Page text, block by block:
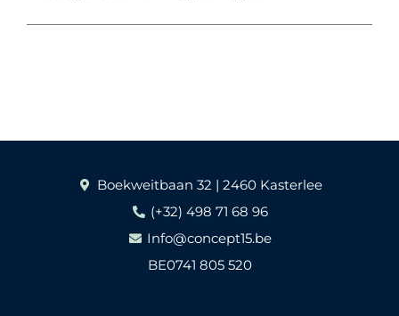
Boekweitbaan 32 | 2460 Kasterlee
(+32) 498 71 68 96
Info@concept15.be
BE0741 805 520